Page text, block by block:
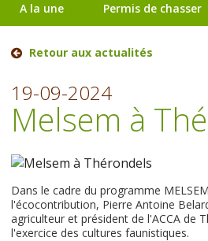
A la une Permis de chasser
Retour aux actualités
19-09-2024
Melsem à
Dans le cadre du programme
l'écocontribution, Pierre Antoine
agriculteur et président de l'ACCA de
l'exercice des cultures faunistiques.